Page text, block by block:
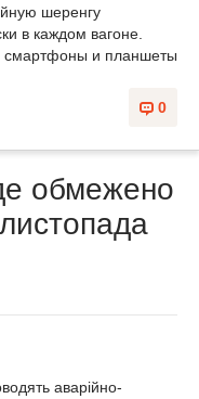
шеренгу
в каждом вагоне.
смартфоны и планшеты
0
обмежено
аварійно-